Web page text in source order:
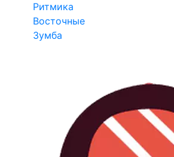
Ритмика
Восточные
Зумба